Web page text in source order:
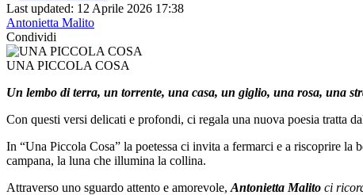
Last updated: 12 Aprile 2026 17:38
Antonietta Malito
Condividi
UNA PICCOLA COSA
Un lembo di terra, un torrente, una casa, un giglio, una rosa, una
Con questi versi delicati e profondi, ci regala una nuova poesia tratta
In “Una Piccola Cosa” la poetessa ci invita a fermarci e a riscoprire
campana, la luna che illumina la collina.
Attraverso uno sguardo attento e amorevole, Antonietta Malito ci